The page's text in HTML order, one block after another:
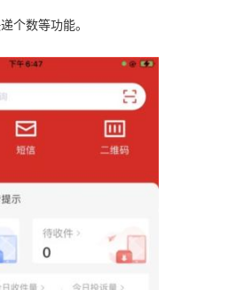
个数等功能。